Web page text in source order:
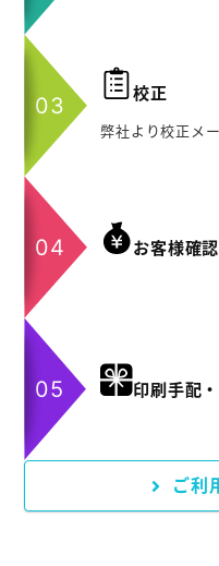
校正
弊社より校正メ
お客様確
印刷手配
ご利